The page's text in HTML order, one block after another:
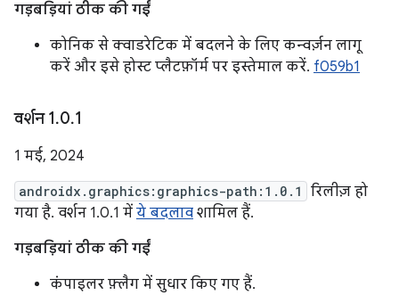
गड़बड़ियां ठीक की गईं
कोनिक से क्वाडरेटिक में बदलने के लिए कन्वर्ज़न लागू
करें और इसे होस्ट प्लैटफ़ॉर्म पर इस्तेमाल करें. f059b1
वर्शन 1.0.1
1 मई, 2024
androidx.graphics:graphics-path:1.0.1
रिलीज़ हो
गया है. वर्शन 1.0.1 में ये बदलाव शामिल हैं.
गड़बड़ियां ठीक की गईं
कंपाइलर फ़्लैग में सुधार किए गए हैं.